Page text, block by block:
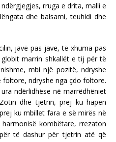
rruga e drita, malli e
dhe balsami, teuhidi dhe
javë pas jave, të xhuma pas
marrin shkallët e tij për të
mbi një pozitë, ndryshe
ndryshe nga çdo foltore.
ndërlidhëse në marrëdhëniet
dhe tjetrin, prej ku hapen
ku mbillet fara e së mirës në
kombëtare, rrezaton
të dashur për tjetrin atë që